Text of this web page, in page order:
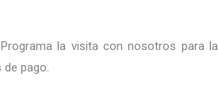
la visita con nosotros para la
pago.